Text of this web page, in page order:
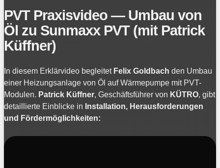
PVT Praxisvideo — Umbau von
Öl zu Sunmaxx PVT (mit Patrick
Küffner)
In diesem Erklärvideo begleitet Felix Goldbach den Umbau
einer Heizungsanlage von Öl auf Wärmepumpe mit PVT-
Modulen. Patrick Küffner, Geschäftsführer von KÜTRO, gibt
detaillierte Einblicke in Installation, Herausforderungen
und Fördermöglichkeiten: